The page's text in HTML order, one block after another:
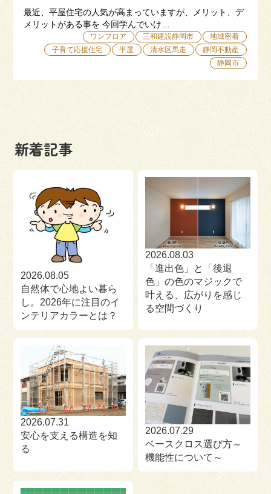
最近、平屋住宅の人気が高まっていますが、メリット、デ
メリットがある事を 今回学んでいけ…
ワンフロア 三和建設静岡市
地域密着
子育て応援住宅
平屋 清水区馬走
静岡不動産
静岡市
新着記事
2026.08.05
自然体で心地よい暮ら
し。2026年に注目のイ
ンテリアカラーとは？
2026.08.03
「進出色」と「後退
色」の色のマジックで
叶える、広がりを感じ
る空間づくり
2026.07.31
安心を支える構造を知
る
2026.07.29
ベースクロス選び方～
機能性について～